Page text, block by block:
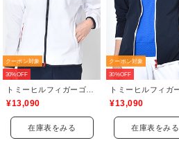
クーポン対象
30%OFF
¥13,090
在庫表をみる
クーポン対象
30%OFF
¥13,090
在庫表をみる